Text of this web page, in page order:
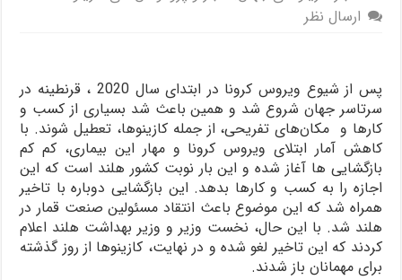
ارسال نظر
پس از شیوع ویروس کرونا در ابتدای سال 2020 ، قرنطینه در
سرتاسر جهان شروع شد و همین باعث شد بسیاری از کسب و
کارها و مکان‌های تفریحی، از جمله کازینوها، تعطیل شوند. با
کاهش آمار ابتلای ویروس کرونا و مهار این بیماری، کم کم
بازگشایی ها آغاز شده و این بار نوبت کشور هلند است که این
اجازه را به کسب و کارها بدهد. این بازگشایی دوباره با تاخیر
همراه شد که این موضوع باعث انتقاد مسئولین صنعت قمار در
هلند شد. با این حال، نخست وزیر و وزیر بهداشت هلند اعلام
کردند که این تاخیر لغو شده و در نهایت، کازینوها از روز گذشته
برای مهمانان باز شدند.